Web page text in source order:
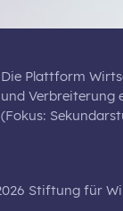
Die Plattform
und Verbreiterung
(Fokus:
Stiftung für